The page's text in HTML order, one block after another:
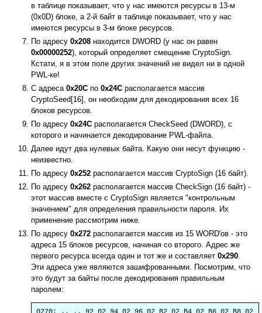
в таблице показывает, что у нас имеются ресурсы в 13-м
(0x0D) блоке, а 2-й байт в таблице показывает, что у нас
имеются ресурсы в 3-м блоке ресурсов.
По адресу 0x208 находится DWORD (у нас он равен
0x00000252), который определяет смещение CryptoSign.
Кстати, я в этом поле других значений не видел ни в одной
PWL-ке!
С адреса 0x20C по 0x24C располагается массив
CryptoSeed[16], он необходим для декодирования всех 16
блоков ресурсов.
По адресу 0x24C располагается CheckSeed (DWORD), с
которого и начинается декодирование PWL-файла.
Далее идут два нулевых байта. Какую они несут функцию -
неизвестно.
По адресу 0x252 располагается массив CryptoSign (16 байт).
По адресу 0x262 располагается массив CheckSign (16 байт) -
этот массив вместе с CryptoSign является "контрольным
значением" для определения правильности пароля. Их
применение рассмотрим ниже.
По адресу 0x272 располагается массив из 15 WORD'ов - это
адреса 15 блоков ресурсов, начиная со второго. Адрес же
первого ресурса всегда один и тот же и составляет 0x290.
Эти адреса уже являются зашифрованными. Посмотрим, что
это будут за байты после декодирования правильным
паролем: